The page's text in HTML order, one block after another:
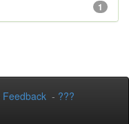
1
Feedback - ???